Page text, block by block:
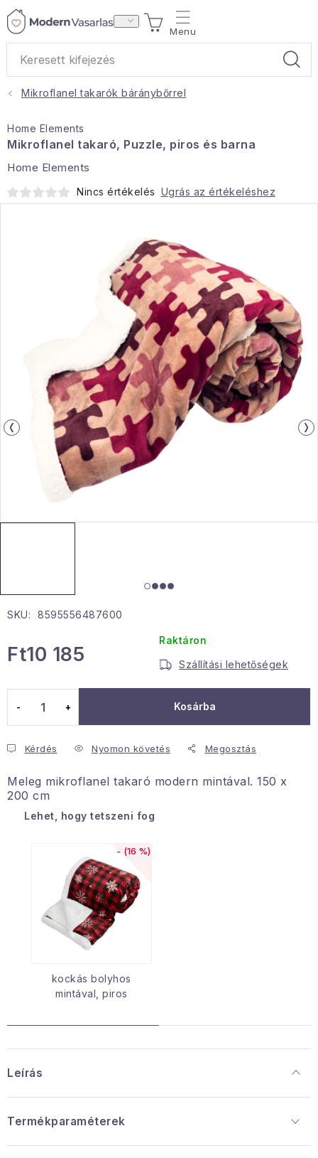
Ugrás
KOSÁR
Otthoni illatok
Egészség és szépség
Sport és szabadban
Gyermekeknek
Sziasztok, hív a nyár.
Karácsonyi esemény
Januári akció
Hogyan kell panaszkodni / visszaadni az áruka
Érintkezés
Rólunk
Mikroflanel takarók báránybőrrel
SKU: 8595556487600
Ft10 185
Raktáron
Szállítási lehetőségek
Kosárba
Kérdés Nyomon követés Megosztás
Meleg mikroflanel takaró modern mintával. 150 x
200 cm
Lehet, hogy tetszeni fog
kockás bolyhos
mintával, piros
(16 %)
Home Elements
Mikroflanel takaró, Puzzle, piros és barna
Home Elements
Nincs értékelés Ugrás az értékeléshez
Leírás
Termékparaméterek